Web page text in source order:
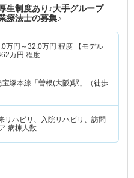
生制度あり♪大手グループ
療法士の募集♪
万円～32.0万円 程度 【モデル
万円 程度
宝塚本線「曽根(大阪)駅」（徒歩
リハビリ、入院リハビリ、訪問
リハビリ、デイケア 病棟人数…